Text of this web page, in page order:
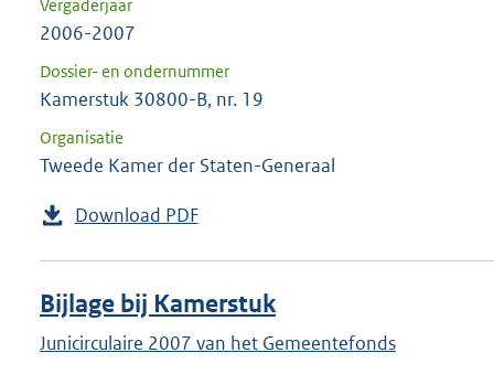
Vergaderjaar
2006-2007
Dossier- en ondernummer
Kamerstuk 30800-B, nr. 19
Organisatie
Tweede Kamer der Staten-Generaal
Download PDF
Bijlage bij Kamerstuk
Junicirculaire 2007 van het Gemeentefonds